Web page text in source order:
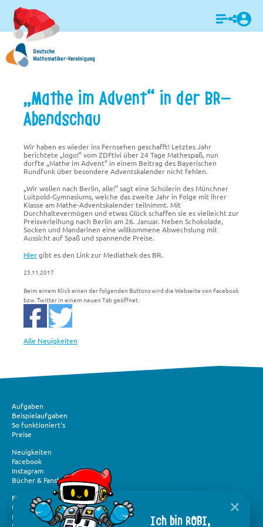
Login
Ich bin ROBI,
„Mathe im Advent“ in der BR-
Abendschau
Wir haben es wieder ins Fernsehen geschafft! Letztes Jahr
berichtete „logo!“ vom ZDFtivi über 24 Tage Mathespaß, nun
durfte „Mathe im Advent“ in einem Beitrag des Bayerischen
Rundfunk über besondere Adventskalender nicht fehlen.
„Wir wollen nach Berlin, alle!“ sagt eine Schülerin des Münchner
Luitpold-Gymnasiums, welche das zweite Jahr in Folge mit ihrer
Klasse am Mathe-Adventskalender teilnimmt. Mit
Durchhaltevermögen und etwas Glück schaffen sie es vielleicht zur
Preisverleihung nach Berlin am 26. Januar. Neben Schokolade,
Socken und Mandarinen eine willkommene Abwechslung mit
Aussicht auf Spaß und spannende Preise.
Hiergibt esden Link zur Mediathek des BR.
25.11.2017
Beim einem Klick einen der folgenden Buttons wird die Webseite von Facebook
bzw. Twitter in einem neuen Tab geöffnet.
Alle Neuigkeiten
Aufgaben
Beispielaufgaben
So funktioniert's
Preise
Neuigkeiten
Facebook
Instagram
Bücher & Fanshop
Förderung und Spenden
Über „Mathe im Advent“
Medien und Presse